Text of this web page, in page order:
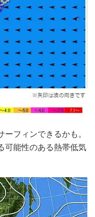
フィンできるかも。
可能性のある熱帯低気